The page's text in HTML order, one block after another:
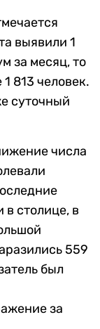
выявили 1
за месяц, то
813 человек.
суточный
числа
в столице, в
559
был
за